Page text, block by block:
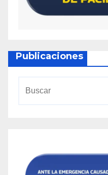
Publicaciones